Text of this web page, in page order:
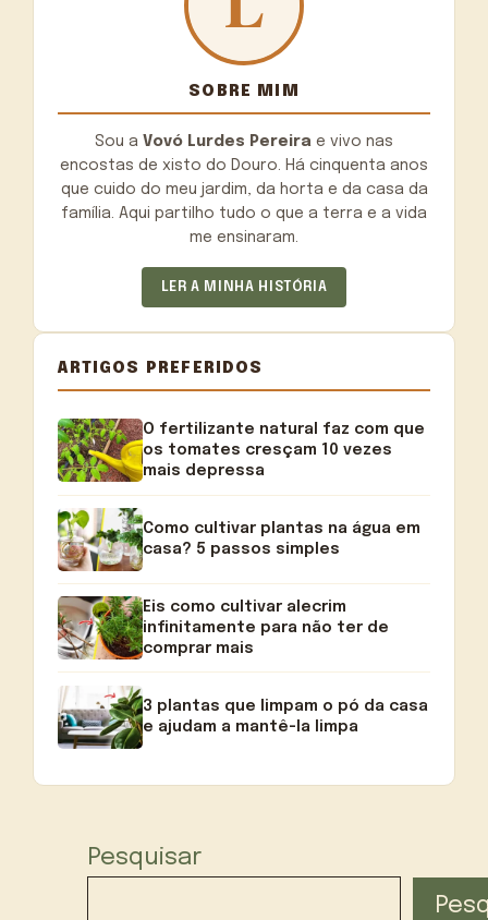
SOBRE MIM
Sou a Vovó Lurdes Pereira e vivo nas
encostas de xisto do Douro. Há cinquenta anos
que cuido do meu jardim, da horta e da casa da
família. Aqui partilho tudo o que a terra e a vida
me ensinaram.
LER A MINHA HISTÓRIA
ARTIGOS PREFERIDOS
O fertilizante natural faz com que
os tomates cresçam 10 vezes
mais depressa
Como cultivar plantas na água em
casa? 5 passos simples
Eis como cultivar alecrim
infinitamente para não ter de
comprar mais
3 plantas que limpam o pó da casa
e ajudam a mantê-la limpa
Pesquisar